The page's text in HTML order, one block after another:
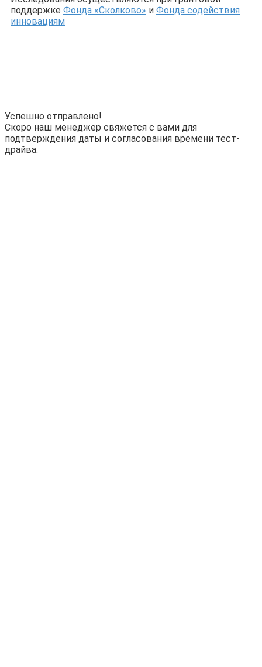
поддержке Фонда «Сколково» и Фонда содействия
инновациям
Успешно отправлено!
Скоро наш менеджер свяжется с вами для
подтверждения даты и согласования времени тест-
драйва.